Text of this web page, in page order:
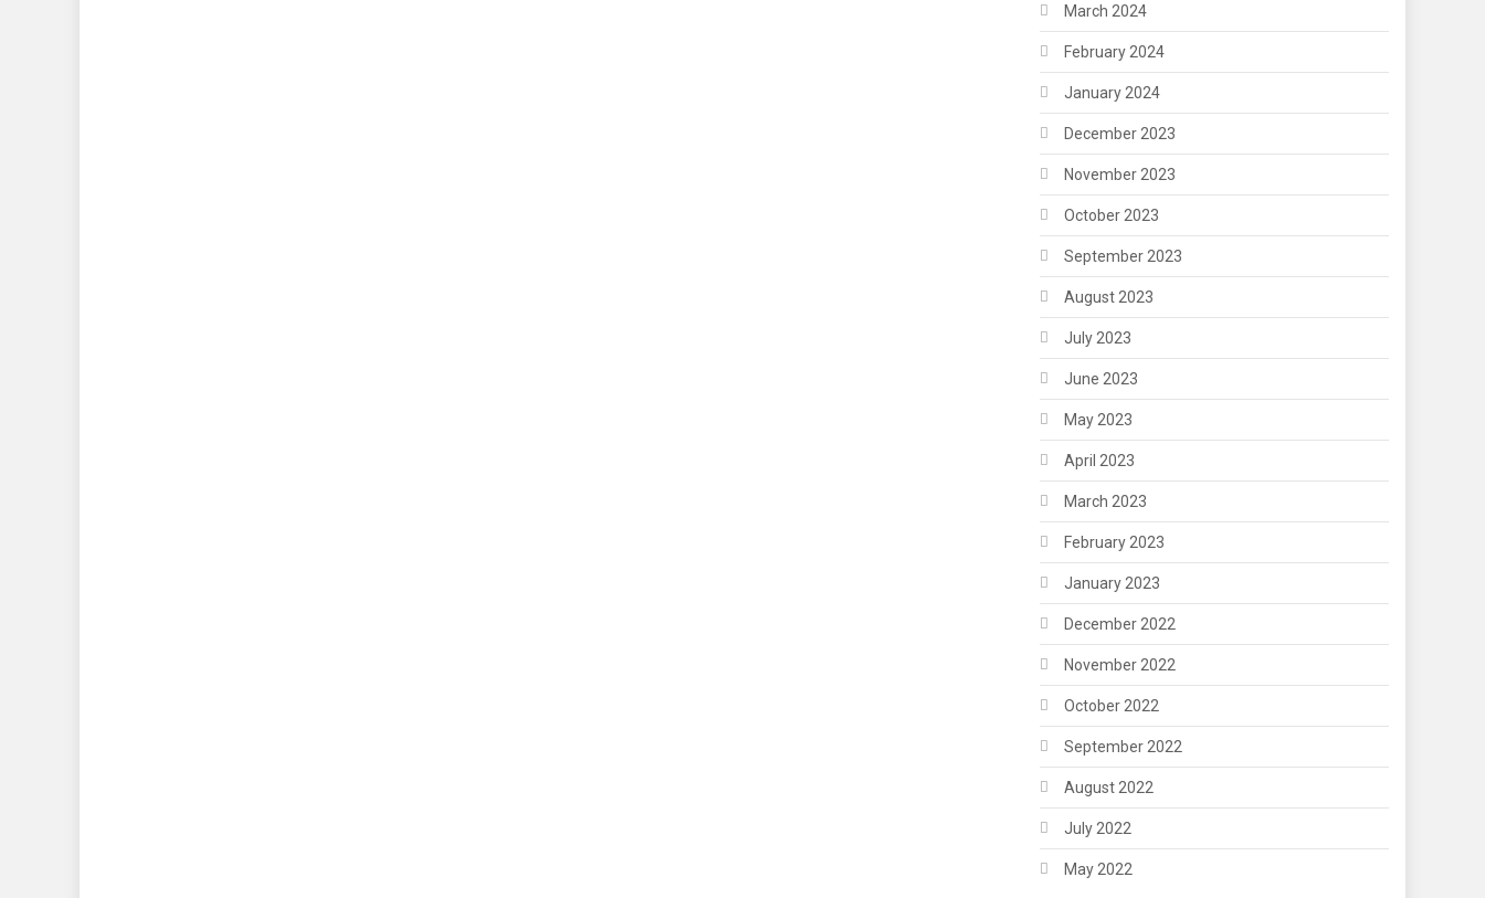
March 2024
February 2024
January 2024
December 2023
November 2023
October 2023
September 2023
August 2023
July 2023
June 2023
May 2023
April 2023
March 2023
February 2023
January 2023
December 2022
November 2022
October 2022
September 2022
August 2022
July 2022
May 2022